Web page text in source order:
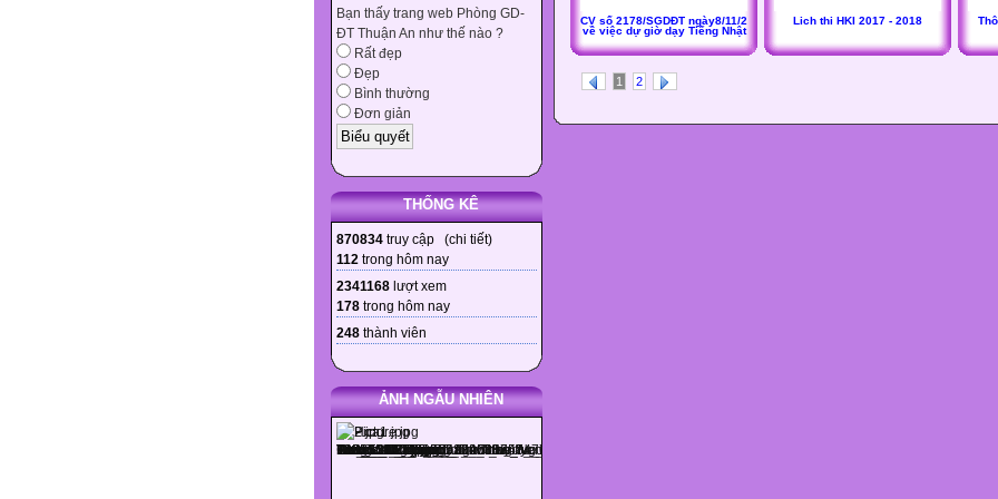
Bạn thấy trang web Phòng GD-
ĐT Thuận An như thế nào ?
Rất đẹp
Đẹp
Bình thường
Đơn giản
THỐNG KÊ
870834 truy cập (chi tiết)
112 trong hôm nay
2341168 lượt xem
178 trong hôm nay
248 thành viên
ẢNH NGẪU NHIÊN
CV số 2178/SGDĐT ngày8/11/2
về việc dự giờ dạy Tiếng Nhật
Lich thi HKI 2017 - 2018
1 2